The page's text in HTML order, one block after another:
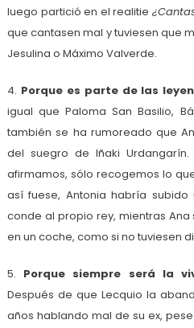
luego partició en el realitie
que cantasen mal y tuviesen que
Jesulina o Máximo Valverde.
4. Porque es parte de las
igual que Paloma San Basilio,
también se ha rumoreado que
del suegro de Iñaki
afirmamos, sólo recogemos lo
así fuese, Antonia habría
conde al propio rey, mientras
en un coche, como si no tuviesen
5. Porque siempre será la
Después de que Lecquio la
años hablando mal de su ex,